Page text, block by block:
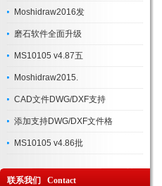
Moshidraw2016发
磨石软件全面升级
MS10105 v4.87五
Moshidraw2015.
CAD文件DWG/DXF支持
添加支持DWG/DXF文件格
MS10105 v4.86批
联系我们 Contact